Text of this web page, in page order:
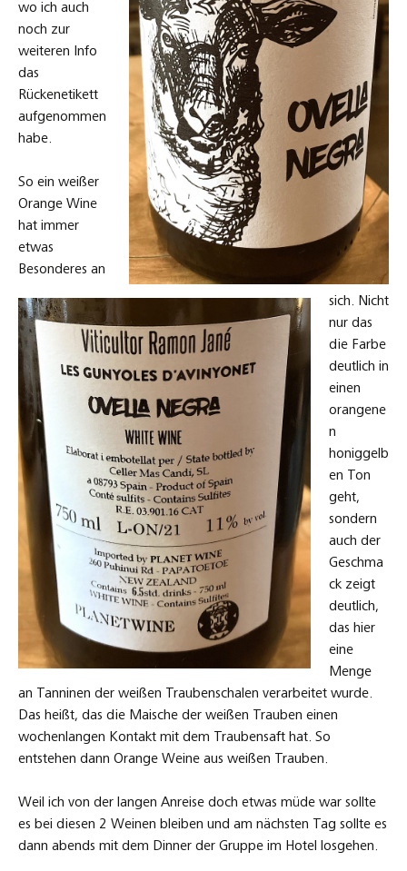
wo ich auch
noch zur
weiteren Info
das
Rückenetikett
aufgenommen
habe.
So ein weißer
Orange Wine
hat immer
etwas
Besonderes an
sich. Nicht
nur das
die Farbe
deutlich in
einen
orangene
n
honiggelb
en Ton
geht,
sondern
auch der
Geschma
ck zeigt
deutlich,
das hier
eine
Menge
an Tanninen der weißen Traubenschalen verarbeitet wurde.
Das heißt, das die Maische der weißen Trauben einen
wochenlangen Kontakt mit dem Traubensaft hat. So
entstehen dann Orange Weine aus weißen Trauben.
Weil ich von der langen Anreise doch etwas müde war sollte
es bei diesen 2 Weinen bleiben und am nächsten Tag sollte es
dann abends mit dem Dinner der Gruppe im Hotel losgehen.